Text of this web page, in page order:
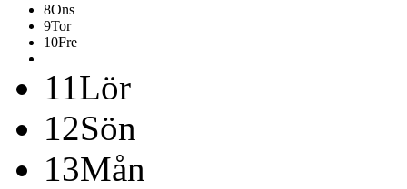
8Ons
9Tor
10Fre
11Lör
12Sön
13Mån